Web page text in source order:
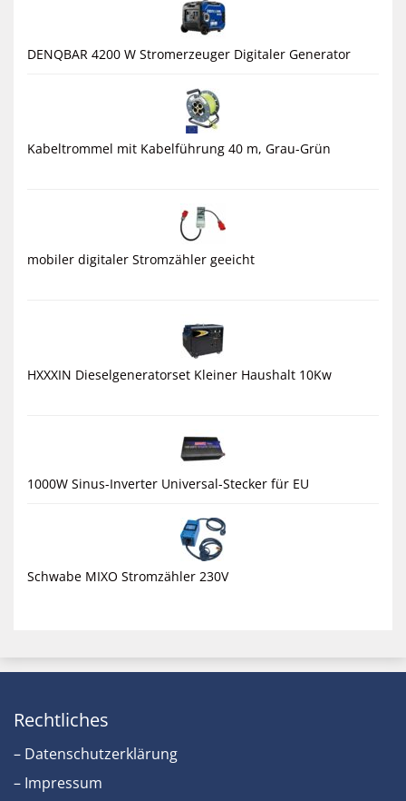
DENQBAR 4200 W Stromerzeuger Digitaler Generator
Kabeltrommel mit Kabelführung 40 m, Grau-Grün
mobiler digitaler Stromzähler geeicht
HXXXIN Dieselgeneratorset Kleiner Haushalt 10Kw
1000W Sinus-Inverter Universal-Stecker für EU
Schwabe MIXO Stromzähler 230V
Rechtliches
– Datenschutzerklärung
– Impressum